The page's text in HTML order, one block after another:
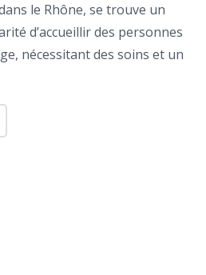
le Rhône, se trouve un
d’accueillir des personnes
nécessitant des soins et un